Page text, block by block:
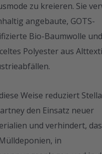
zu kreieren. Sie
angebaute, GOTS-
Bio-Baumwolle und
Polyester aus
Weise reduziert Stella
den Einsatz neuer
und verhindert,
in